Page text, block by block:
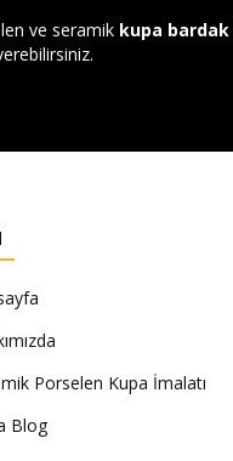
ve seramik kupa bardak
Porselen Kupa İmalatı
Blog